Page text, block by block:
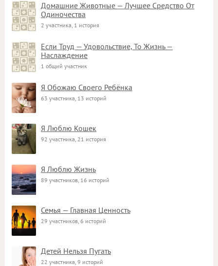
Домашние Животные — Лучшее Средство От
Одиночества
2 участника, 1 история
Если Труд — Удовольствие, То Жизнь —
Наслаждение
1 общий участник
Я Обожаю Своего Ребёнка
63 участника, 13 историй
Я Люблю Кошек
92 участника, 21 история
Я Люблю Жизнь
89 участников, 16 историй
Семья — Главная Ценность
29 участников, 6 историй
Детей Нельзя Пугать
22 участника, 9 историй